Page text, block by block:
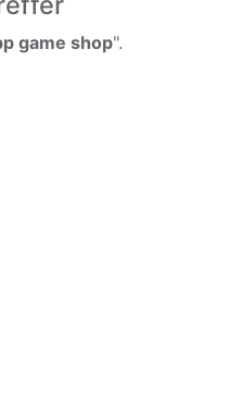
game shop".